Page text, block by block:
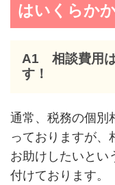
はいくらか
A1 相談費用は
す！
通常、税務の個別
っておりますが、
お助けしたいとい
付けております。